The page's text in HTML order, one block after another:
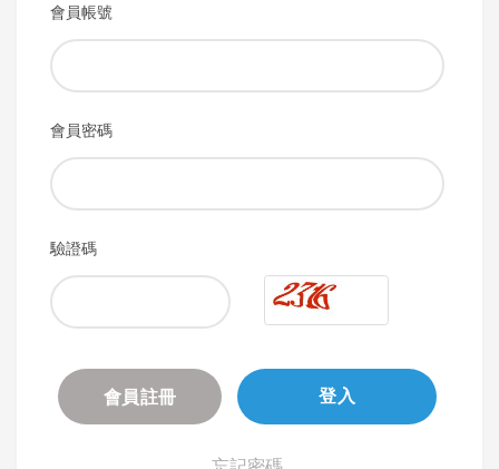
會員帳號
會員密碼
驗證碼
會員註冊 登入